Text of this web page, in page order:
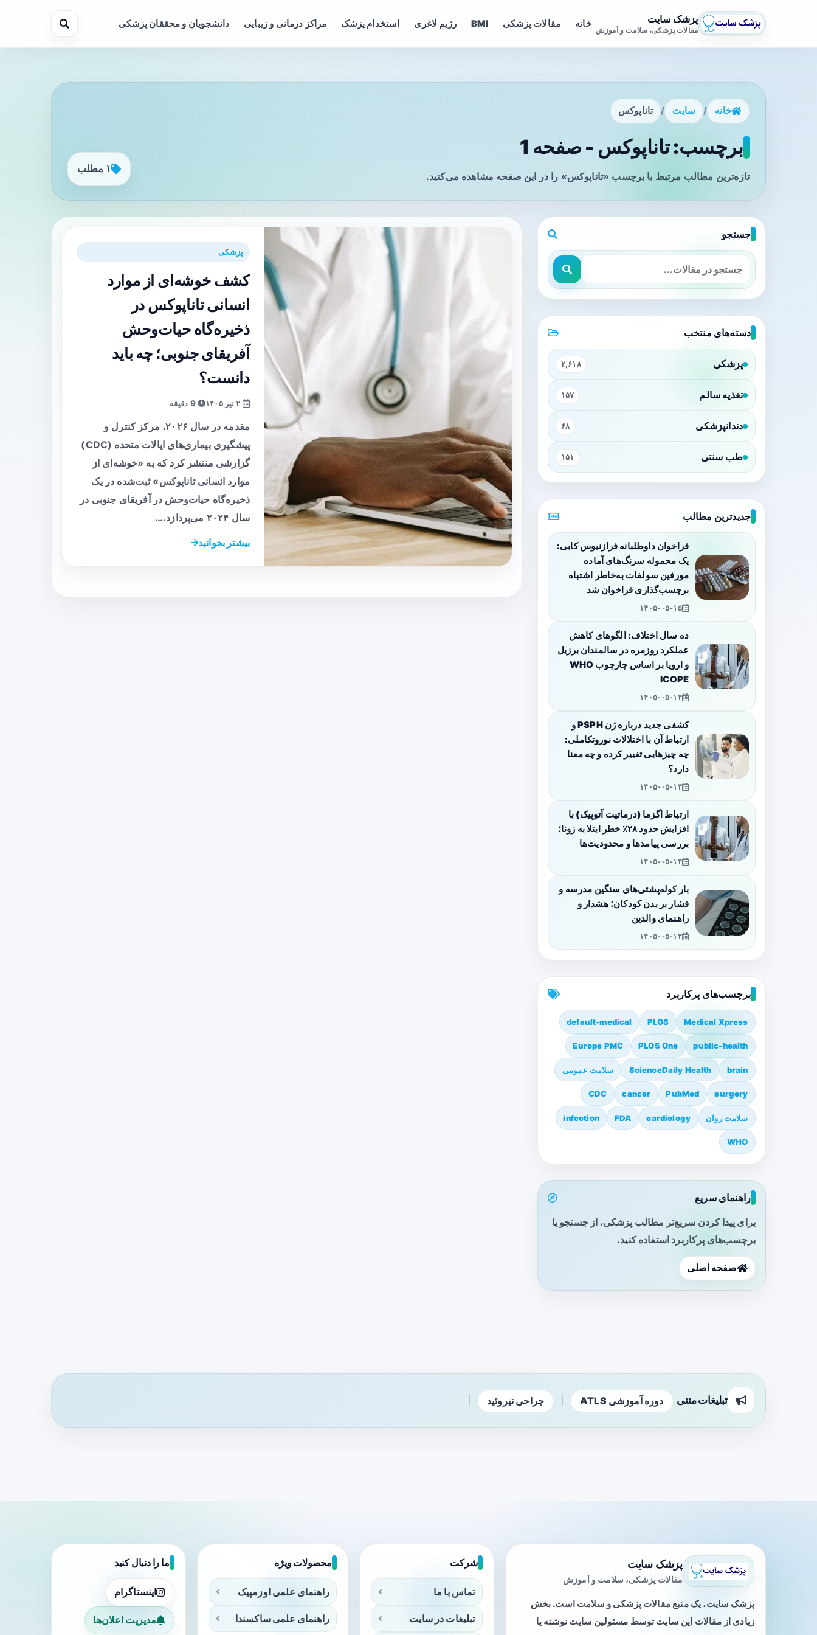
پزشک سایت
مقالات پزشکی، سلامت و آموزش
خانه مقالات پزشکی BMI رژیم لاغری استخدام پزشک مراکز درمانی و زیبایی دانشجویان و محققان پزشکی
خانه / سایت / تاناپوکس
برچسب: تاناپوکس - صفحه 1
تازه‌ترین مطالب مرتبط با برچسب «تاناپوکس» را در این صفحه مشاهده می‌کنید.
۱ مطلب
پزشکی
کشف خوشه‌ای از موارد
انسانی تاناپوکس در
ذخیره‌گاه حیات‌وحش
آفریقای جنوبی؛ چه باید
دانست؟
9 دقیقه
مقدمه در سال ۲۰۲۶، مرکز کنترل و
پیشگیری بیماری‌های ایالات متحده (CDC)
گزارشی منتشر کرد که به «خوشه‌ای از
موارد انسانی تاناپوکس» ثبت‌شده در یک
ذخیره‌گاه حیات‌وحش در آفریقای جنوبی در
سال ۲۰۲۴ می‌پردازد.…
بیشتر بخوانید
جستجو
دسته‌های منتخب
پزشکی ۲,۶۱۸
تغذیه سالم ۱۵۷
دندانپزشکی ۶۸
طب سنتی ۱۵۱
جدیدترین مطالب
فراخوان داوطلبانه فرازنیوس کابی:
یک محموله سرنگ‌های آماده
مورفین سولفات به‌خاطر اشتباه
برچسب‌گذاری فراخوان شد
۱۴۰۵-۰۵-۱۵
ده سال اختلاف: الگوهای کاهش
عملکرد روزمره در سالمندان برزیل
و اروپا بر اساس چارچوب WHO
ICOPE
۱۴۰۵-۰۵-۱۴
کشفی جدید درباره ژن PSPH و
ارتباط آن با اختلالات نوروتکاملی:
چه چیزهایی تغییر کرده و چه معنا
دارد؟
۱۴۰۵-۰۵-۱۴
ارتباط اگزما (درماتیت آتوپیک) با
افزایش حدود ۲۸٪ خطر ابتلا به زونا؛
بررسی پیامدها و محدودیت‌ها
۱۴۰۵-۰۵-۱۴
بار کوله‌پشتی‌های سنگین مدرسه و
فشار بر بدن کودکان؛ هشدار و
راهنمای والدین
۱۴۰۵-۰۵-۱۴
برچسب‌های پرکاربرد
Medical Xpress
PLOS
default-medical
public-health
PLOS One
Europe PMC
brain
ScienceDaily Health سلامت عمومی
surgery
PubMed
cancer
CDC
سلامت روان cardiology
FDA
infection
WHO
راهنمای سریع
برای پیدا کردن سریع‌تر مطالب پزشکی، از جستجو یا
برچسب‌های پرکاربرد استفاده کنید.
صفحه اصلی
تبلیغات متنی دوره آموزشی ATLS جراحی تیروئید
پزشک سایت
مقالات پزشکی، سلامت و آموزش
پزشک سایت، یک منبع مقالات پزشکی و سلامت است. بخش
زیادی از مقالات این سایت توسط مسئولین سایت نوشته یا
شرکت
تماس با ما
تبلیغات در سایت
محصولات ویژه
راهنمای علمی اوزمپیک
راهنمای علمی ساکسندا
ما را دنبال کنید
اینستاگرام
مدیریت اعلان‌ها